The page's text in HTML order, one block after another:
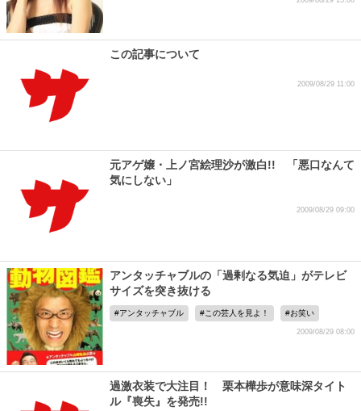
この記事について
2009/08/29 11:00
元アゲ嬢・上ノ宮絵理沙が激白!! 「悪口なんて
気にしない」
2009/08/29 09:00
アンタッチャブルの「過剰なる気迫」がテレビ
サイズを突き抜ける
アンタッチャブル この芸人を見よ！ お笑い
2009/08/29 08:00
過激衣装で大注目！ 栗本樺歩が意味深タイト
ル『喪失』を発売!!